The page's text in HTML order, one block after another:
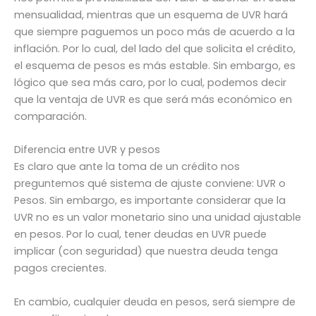
mensualidad, mientras que un esquema de UVR hará
que siempre paguemos un poco más de acuerdo a la
inflación. Por lo cual, del lado del que solicita el crédito,
el esquema de pesos es más estable. Sin embargo, es
lógico que sea más caro, por lo cual, podemos decir
que la ventaja de UVR es que será más económico en
comparación.
Diferencia entre UVR y pesos
Es claro que ante la toma de un crédito nos
preguntemos qué sistema de ajuste conviene: UVR o
Pesos. Sin embargo, es importante considerar que la
UVR no es un valor monetario sino una unidad ajustable
en pesos. Por lo cual, tener deudas en UVR puede
implicar (con seguridad) que nuestra deuda tenga
pagos crecientes.
En cambio, cualquier deuda en pesos, será siempre de